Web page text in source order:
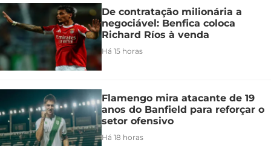
De contratação milionária a
negociável: Benfica coloca
Richard Ríos à venda
Há 15 horas
Flamengo mira atacante de 19
anos do Banfield para reforçar o
setor ofensivo
Há 18 horas